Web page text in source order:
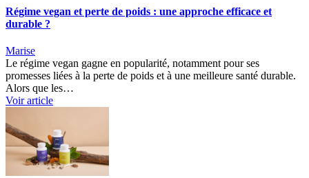
Régime vegan et perte de poids : une approche efficace et
durable ?
Marise
Le régime vegan gagne en popularité, notamment pour ses
promesses liées à la perte de poids et à une meilleure santé durable.
Alors que les…
Voir article